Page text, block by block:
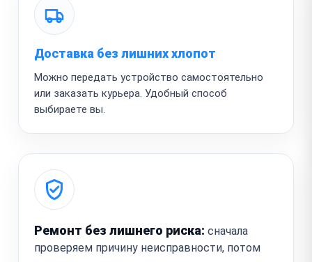
Доставка без лишних хлопот
Можно передать устройство самостоятельно
или заказать курьера. Удобный способ
выбираете вы.
Ремонт без лишнего риска: сначала
проверяем причину неисправности, потом